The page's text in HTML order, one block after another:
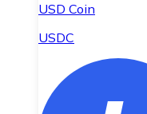
USD Coin
USDC